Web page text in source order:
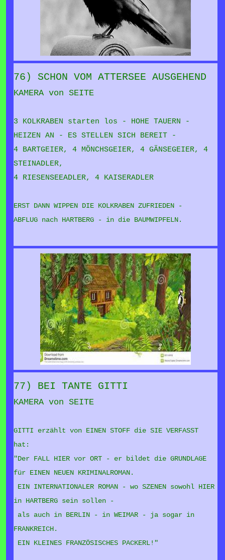
76) SCHON VOM ATTERSEE AUSGEHEND
KAMERA von SEITE
3 KOLKRABEN starten los - HOHE TAUERN -
HEIZEN AN - ES STELLEN SICH BEREIT -
4 BARTGEIER, 4 MÖNCHSGEIER, 4 GÄNSEGEIER, 4
STEINADLER,
4 RIESENSEEADLER, 4 KAISERADLER
ERST DANN WIPPEN DIE KOLKRABEN ZUFRIEDEN -
ABFLUG nach HARTBERG - in die BAUMWIPFELN.
77) BEI TANTE GITTI
KAMERA von SEITE
GITTI erzählt von EINEN STOFF die SIE VERFASST
hat:
"Der FALL HIER vor ORT - er bildet die GRUNDLAGE
für EINEN NEUEN KRIMINALROMAN.
EIN INTERNATIONALER ROMAN - wo SZENEN sowohl HIER
in HARTBERG sein sollen -
als auch in BERLIN - in WEIMAR - ja sogar in
FRANKREICH.
EIN KLEINES FRANZÖSISCHES PACKERL!"